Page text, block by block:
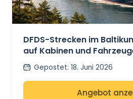
DFDS-Strecken im
auf Kabinen und
Rückfahrt
Gepostet: 18. Juni 2026
Angebot